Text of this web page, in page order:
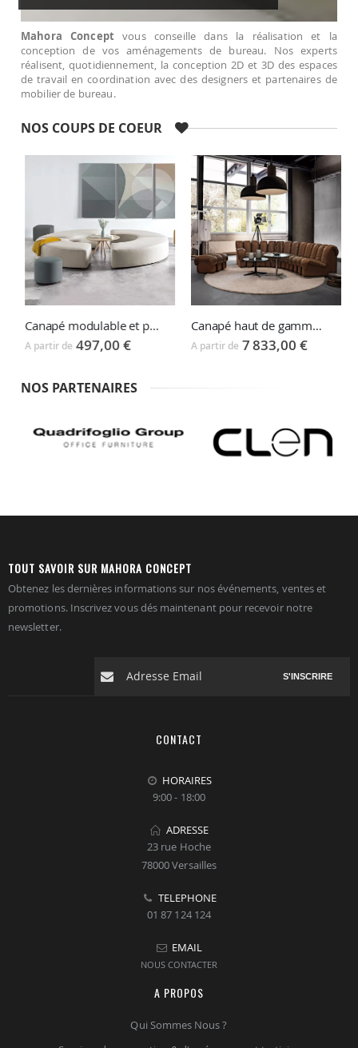
Mahora Concept vous conseille dans la réalisation et la
conception de vos aménagements de bureau. Nos experts
réalisent, quotidiennement, la conception 2D et 3D des espaces
de travail en coordination avec des designers et partenaires de
mobilier de bureau.
NOS COUPS DE COEUR
Canapé modulable et pouf ENTROPY
A partir de 497,00 €
Canapé haut de gamme DS-600 De Sede
A partir de 7 833,00 €
NOS PARTENAIRES
TOUT SAVOIR SUR MAHORA CONCEPT
Obtenez les dernières informations sur nos événements, ventes et
promotions. Inscrivez vous dés maintenant pour recevoir notre
newsletter.
S'INSCRIRE
CONTACT
HORAIRES
9:00 - 18:00
ADRESSE
23 rue Hoche
78000 Versailles
TELEPHONE
01 87 124 124
EMAIL
NOUS CONTACTER
A PROPOS
Qui Sommes Nous ?